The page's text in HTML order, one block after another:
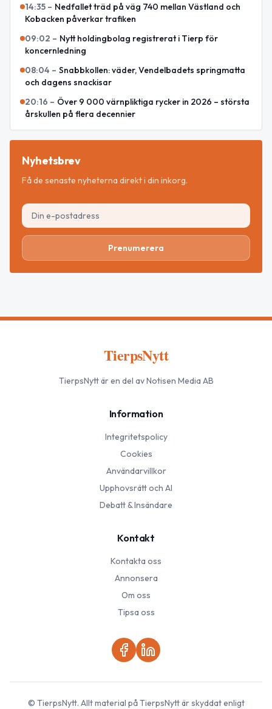
14:35 – Nedfallet träd på väg 740 mellan Västland och
Kobacken påverkar trafiken
09:02 – Nytt holdingbolag registrerat i Tierp för
koncernledning
08:04 – Snabbkollen: väder, Vendelbadets springmatta
och dagens snackisar
20:16 – Över 9 000 värnpliktiga rycker in 2026 – största
årskullen på flera decennier
Nyhetsbrev
Få de senaste nyheterna direkt i din inkorg.
Prenumerera
TierpsNytt
TierpsNyttär en del av Notisen Media AB
Information
Integritetspolicy
Cookies
Användarvillkor
Upphovsrätt och AI
Debatt & Insändare
Kontakt
Kontakta oss
Annonsera
Om oss
Tipsa oss
© TierpsNytt. Allt material påTierpsNyttär skyddat enligt